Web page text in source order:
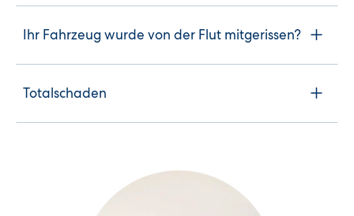
Ihr Fahrzeug wurde von der Flut mitgerissen?
Totalschaden